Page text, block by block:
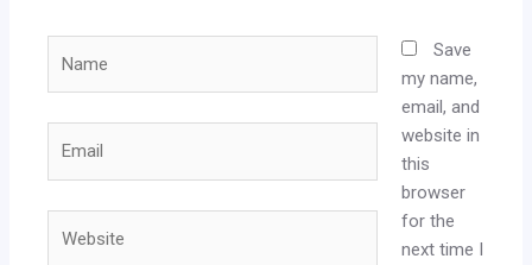
Save
my name,
email, and
website in
this
browser
for the
next time I